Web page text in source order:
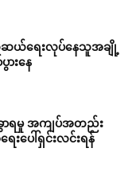
ဆယ်ရေးလုပ်နေသူအချို့
ားနေ
ာရမှု အကျပ်အတည်း
ေးပေါ်ရှင်းလင်းရန်